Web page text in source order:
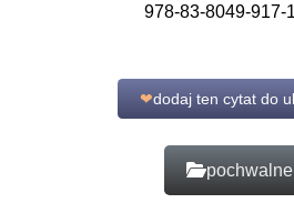
978-83-8049-917-
❤dodaj ten cytat do
pochwalne